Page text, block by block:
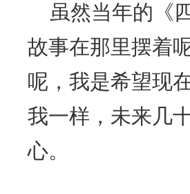
虽然当年的《
故事在那里摆着
呢，我是希望现
我一样，未来几
心。